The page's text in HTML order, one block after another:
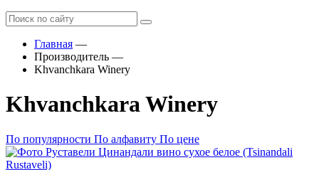
Главная —
Производитель —
Khvanchkara Winery
Khvanchkara Winery
По популярности По алфавиту По цене